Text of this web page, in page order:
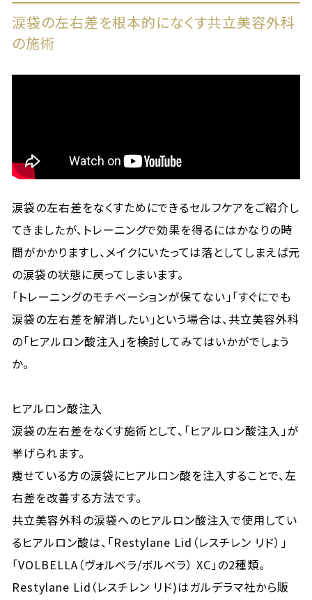
涙袋の左右差を根本的になくす共立美容外科
の施術
涙袋の左右差をなくすためにできるセルフケアをご紹介し
てきましたが、トレーニングで効果を得るにはかなりの時
間がかかりますし、メイクにいたっては落としてしまえば元
の涙袋の状態に戻ってしまいます。
「トレーニングのモチベーションが保てない」「すぐにでも
涙袋の左右差を解消したい」という場合は、共立美容外科
の「ヒアルロン酸注入」を検討してみてはいかがでしょう
か。
ヒアルロン酸注入
涙袋の左右差をなくす施術として、「ヒアルロン酸注入」が
挙げられます。
痩せている方の涙袋にヒアルロン酸を注入することで、左
右差を改善する方法です。
共立美容外科の涙袋へのヒアルロン酸注入で使用してい
るヒアルロン酸は、「Restylane Lid（レスチレン リド）」
「VOLBELLA（ヴォルベラ/ボルベラ） XC」の2種類。
Restylane Lid（レスチレン リド)はガルデラマ社から販